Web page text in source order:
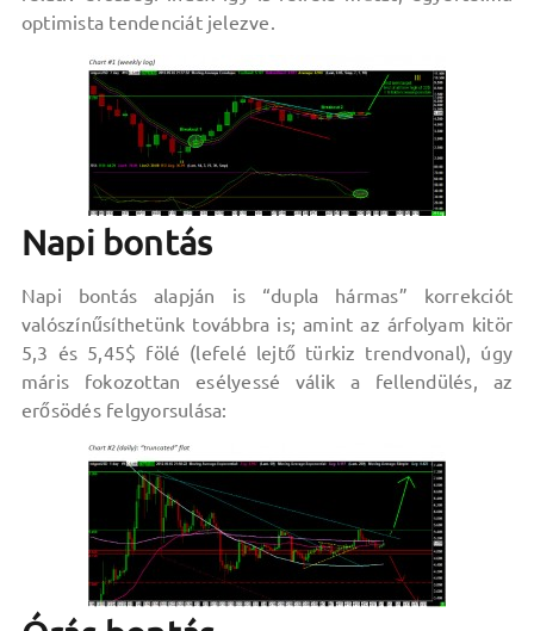
optimista tendenciát jelezve.
Napi bontás
Napi bontás alapján is “dupla hármas” korrekciót
valószínűsíthetünk továbbra is; amint az árfolyam kitör
5,3 és 5,45$ fölé (lefelé lejtő türkiz trendvonal), úgy
máris fokozottan esélyessé válik a fellendülés, az
erősödés felgyorsulása: